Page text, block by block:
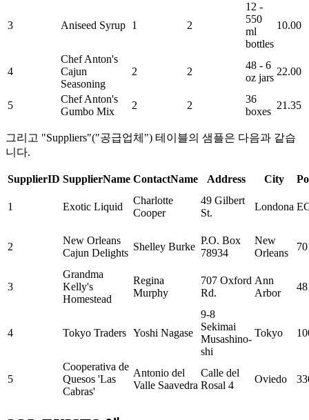
3 Aniseed Syrup 1 2
12 -
550
ml
bottles
10.00
4
Chef Anton's
Cajun
Seasoning
2 2
48 - 6
oz jars
22.00
5
Chef Anton's
Gumbo Mix
2 2
36
boxes
21.35
그리고 "Suppliers"("공급업체") 테이블의 샘플은 다음과 같습
니다.
SupplierID SupplierName ContactName Address City
1 Exotic Liquid
Charlotte
Cooper
49 Gilbert
St.
Londona
2
New Orleans
Cajun Delights
Shelley Burke
P.O. Box
78934
New
Orleans
3
Grandma
Kelly's
Homestead
Regina
Murphy
707 Oxford
Rd.
Ann
Arbor
4 Tokyo Traders Yoshi Nagase
9-8
Sekimai
Musashino-
shi
Tokyo
5
Cooperativa de
Quesos 'Las
Cabras'
Antonio del
Valle Saavedra
Calle del
Rosal 4
Oviedo